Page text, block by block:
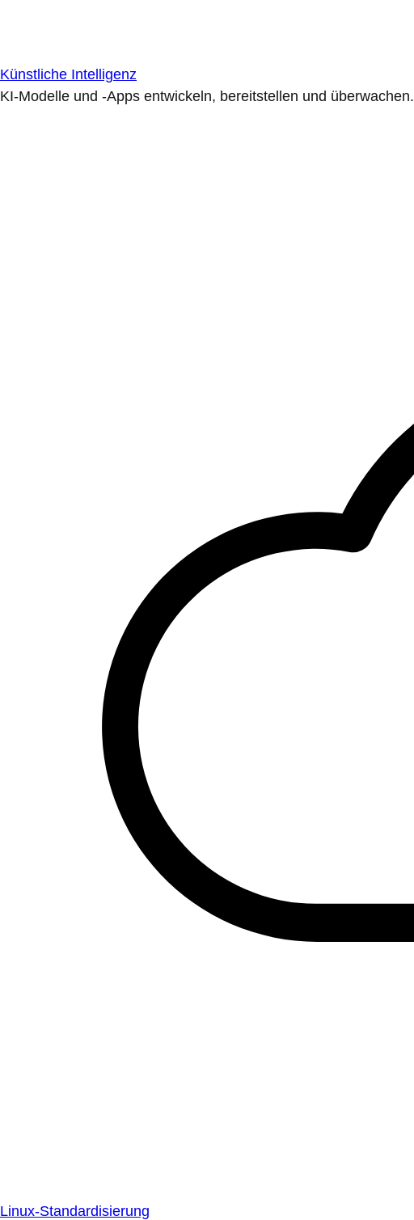
Künstliche Intelligenz
KI-Modelle und -Apps entwickeln, bereitstellen und überwachen.
Linux-Standardisierung